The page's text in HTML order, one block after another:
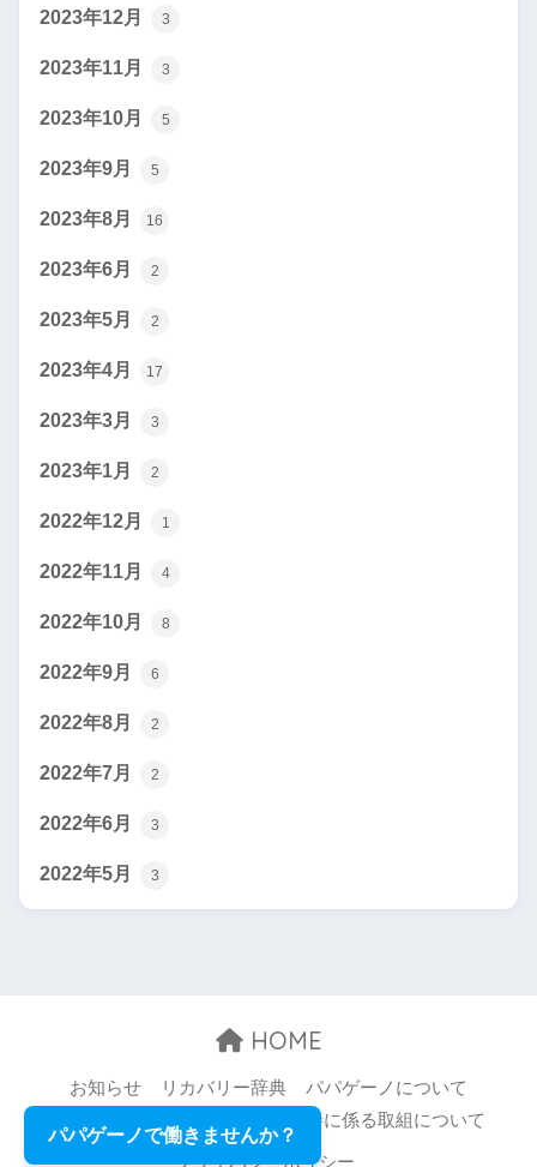
2023年12月 3
2023年11月 3
2023年10月 5
2023年9月 5
2023年8月 16
2023年6月 2
2023年5月 2
2023年4月 17
2023年3月 3
2023年1月 2
2022年12月 1
2022年11月 4
2022年10月 8
2022年9月 6
2022年8月 2
2022年7月 2
2022年6月 3
2022年5月 3
HOME
お知らせ リカバリー辞典
パパゲーノについて
職場環境等の改善に係る取組について
プライバシーポリシー
パパゲーノで働きませんか？